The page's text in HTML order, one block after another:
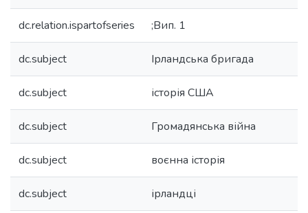
dc.relation.ispartofseries ;Вип. 1
dc.subject Ірландська бригада
dc.subject історія США
dc.subject Громадянська війна
dc.subject воєнна історія
dc.subject ірландці